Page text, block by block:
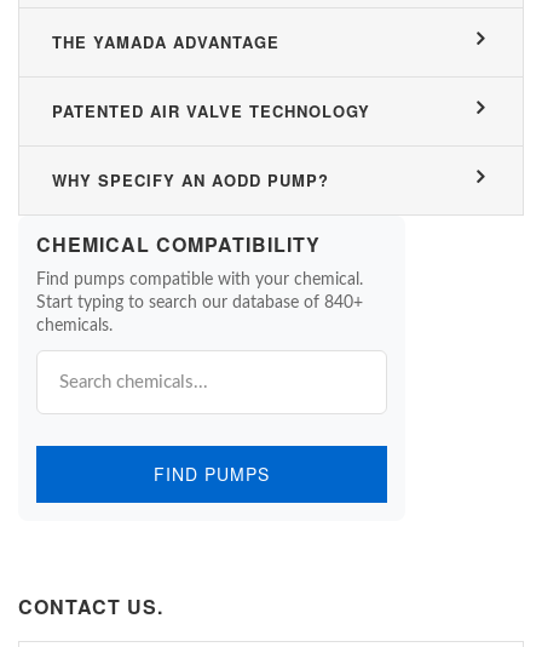
THE YAMADA ADVANTAGE
PATENTED AIR VALVE TECHNOLOGY
WHY SPECIFY AN AODD PUMP?
CHEMICAL COMPATIBILITY
Find pumps compatible with your chemical.
Start typing to search our database of 840+
chemicals.
FIND PUMPS
CONTACT US.